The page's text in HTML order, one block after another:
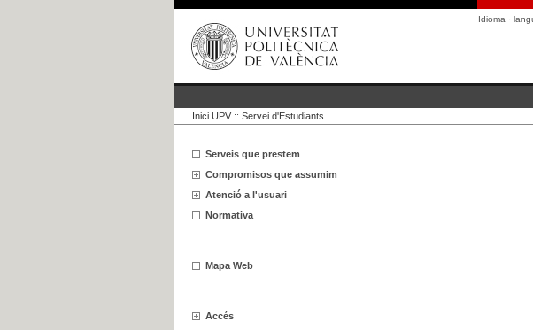
Idioma ·
Inici UPV :: Servei d'Estudiants
Serveis que prestem
Compromisos que assumim
Atenció a l'usuari
Normativa
Mapa Web
Accés